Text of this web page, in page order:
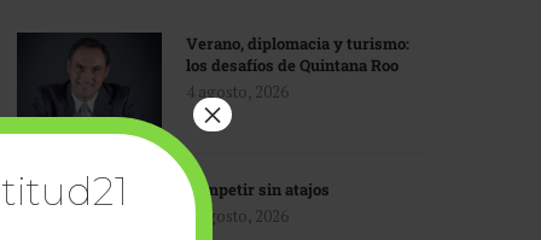
Verano, diplomacia y turismo:
los desafíos de Quintana Roo
4 agosto, 2026
Competir sin atajos
4 agosto, 2026
×